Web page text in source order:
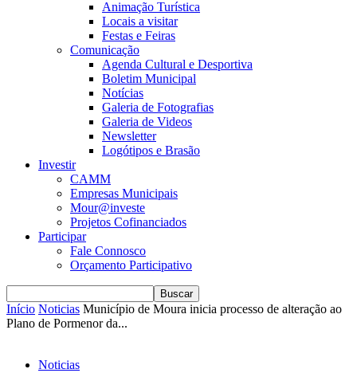
Animação Turística
Locais a visitar
Festas e Feiras
Comunicação
Agenda Cultural e Desportiva
Boletim Municipal
Notícias
Galeria de Fotografias
Galeria de Videos
Newsletter
Logótipos e Brasão
Investir
CAMM
Empresas Municipais
Mour@investe
Projetos Cofinanciados
Participar
Fale Connosco
Orçamento Participativo
Início Noticias Município de Moura inicia processo de alteração ao
Plano de Pormenor da...
Noticias